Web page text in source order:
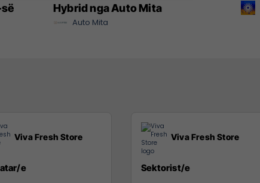
Hybrid nga Auto Mita
Auto Mita
Viva Fresh Store
e
Viva Fresh Store
Sektorist/e